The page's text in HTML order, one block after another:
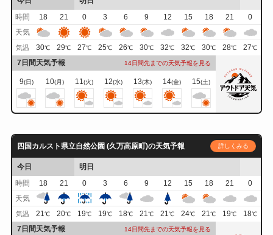
時間
18 21 0 3 6 9 12 15 18 21
0
天気
気温 30℃ 29℃ 27℃ 25℃ 26℃ 30℃ 32℃ 32℃ 30℃ 28℃ 27℃
7日間天気予報 14日間先までの天気予報を見る
9(日) 10(月) 11(火) 12(水) 13(木) 14(金) 15(土)
四国カルスト県立自然公園 (久万高原町)の天気予報 詳しくみる
今日
明日
時間
18 21 0 3 6 9 12 15 18 21
0
天気
気温 21℃ 20℃ 19℃ 19℃ 18℃ 21℃ 21℃ 24℃ 21℃ 19℃ 18℃
7日間天気予報 14日間先までの天気予報を見る